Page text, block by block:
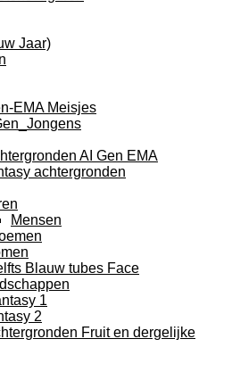
Jaar)
EMA Meisjes
AI Gen EMA
achtergronden
Mensen
Blauw tubes Face
1
2
Fruit en dergelijke